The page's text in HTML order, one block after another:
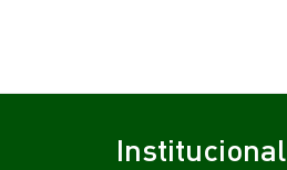
Institucional